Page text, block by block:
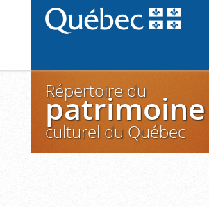
Répertoire du
patrimoine
culturel du Québec